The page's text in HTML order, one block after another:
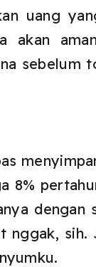
uang
akan
sebelum
8%